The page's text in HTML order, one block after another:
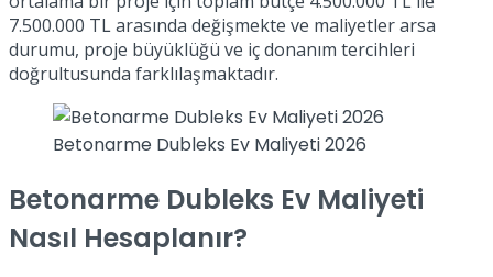
7.500.000 TL arasında değişmekte ve maliyetler arsa
durumu, proje büyüklüğü ve iç donanım tercihleri
doğrultusunda farklılaşmaktadır.
Betonarme Dubleks Ev Maliyeti 2026
Betonarme Dubleks Ev Maliyeti
Nasıl Hesaplanır?